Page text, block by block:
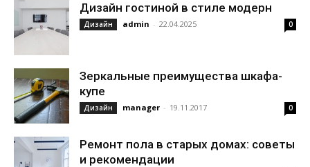
Дизайн гостиной в стиле модерн
Дизайн admin - 22.04.2025 0
Зеркальные преимущества шкафа-
купе
Дизайн manager - 19.11.2017 0
Ремонт пола в старых домах: советы
и рекомендации